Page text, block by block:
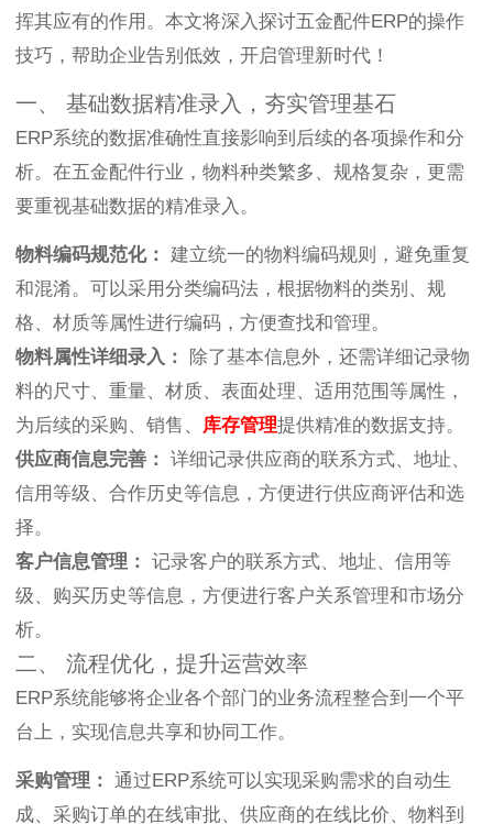
挥其应有的作用。本文将深入探讨五金配件ERP的操作
技巧，帮助企业告别低效，开启管理新时代！
一、 基础数据精准录入，夯实管理基石
ERP系统的数据准确性直接影响到后续的各项操作和分
析。在五金配件行业，物料种类繁多、规格复杂，更需
要重视基础数据的精准录入。
物料编码规范化：
建立统一的物料编码规则，避免重复
和混淆。可以采用分类编码法，根据物料的类别、规
格、材质等属性进行编码，方便查找和管理。
物料属性详细录入：
除了基本信息外，还需详细记录物
料的尺寸、重量、材质、表面处理、适用范围等属性，
为后续的采购、销售、 库存管理提供精准的数据支持。
供应商信息完善：
详细记录供应商的联系方式、地址、
信用等级、合作历史等信息，方便进行供应商评估和选
择。
客户信息管理：
记录客户的联系方式、地址、信用等
级、购买历史等信息，方便进行客户关系管理和市场分
析。
二、 流程优化，提升运营效率
ERP系统能够将企业各个部门的业务流程整合到一个平
台上，实现信息共享和协同工作。
采购管理：
通过ERP系统可以实现采购需求的自动生
成、采购订单的在线审批、供应商的在线比价、物料到